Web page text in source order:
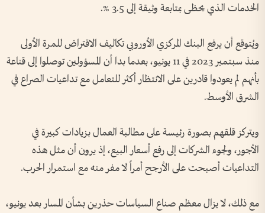
الخدمات الذي يحظى بمتابعة وثيقة إلى 3.5 %.
ويُتوقع أن يرفع البنك المركزي الأوروبي تكاليف الاقتراض للمرة الأولى
منذ سبتمبر 2023 في 11 يونيو، بعدما بدا أن المسؤولين توصلوا إلى قناعة
بأنهم لم يعودوا قادرين على الانتظار أكثر للتعامل مع تداعيات الصراع في
الشرق الأوسط.
ويتركز قلقهم بصورة رئيسة على مطالبة العمال بزيادات كبيرة في
الأجور، ولجوء الشركات إلى رفع أسعار البيع، إذ يرون أن مثل هذه
التداعيات أصبحت على الأرجح أمراً لا مفر منه مع استمرار الحرب.
مع ذلك، لا يزال معظم صناع السياسات حذرين بشأن المسار بعد يونيو،